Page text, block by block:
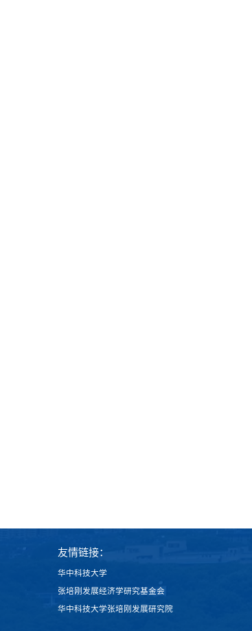
友情链接：
华中科技大学
张培刚发展经济学研究基金会
华中科技大学张培刚发展研究院